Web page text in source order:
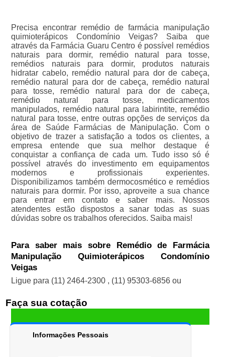
Precisa encontrar remédio de farmácia manipulação
quimioterápicos Condomínio Veigas? Saiba que
através da Farmácia Guaru Centro é possível remédios
naturais para dormir, remédio natural para tosse,
remédios naturais para dormir, produtos naturais
hidratar cabelo, remédio natural para dor de cabeça,
remédio natural para dor de cabeça, remédio natural
para tosse, remédio natural para dor de cabeça,
remédio natural para tosse, medicamentos
manipulados, remédio natural para labirintite, remédio
natural para tosse, entre outras opções de serviços da
área de Saúde Farmácias de Manipulação. Com o
objetivo de trazer a satisfação a todos os clientes, a
empresa entende que sua melhor destaque é
conquistar a confiança de cada um. Tudo isso só é
possível através do investimento em equipamentos
modernos e profissionais experientes.
Disponibilizamos também dermocosmético e remédios
naturais para dormir. Por isso, aproveite a sua chance
para entrar em contato e saber mais. Nossos
atendentes estão dispostos a sanar todas as suas
dúvidas sobre os trabalhos oferecidos. Saiba mais!
Para saber mais sobre Remédio de Farmácia
Manipulação Quimioterápicos Condomínio
Veigas
Ligue para (11) 2464-2300 , (11) 95303-6856 ou
Faça sua cotação
Informações Pessoais